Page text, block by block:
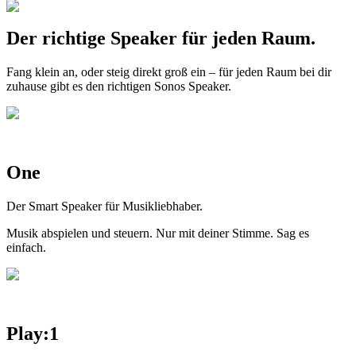
Der richtige Speaker für jeden Raum.
Fang klein an, oder steig direkt groß ein – für jeden Raum bei dir
zuhause gibt es den richtigen Sonos Speaker.
One
Der Smart Speaker für Musikliebhaber.
Musik abspielen und steuern. Nur mit deiner Stimme. Sag es
einfach.
Play:1